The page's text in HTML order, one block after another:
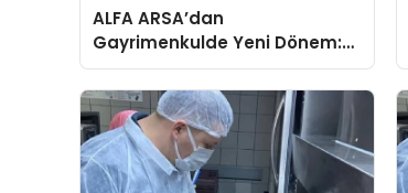
ALFA ARSA’dan
Gayrimenkulde Yeni Dönem:
Premium Yaşam ve Yatırım
Fırsatları Bir Arada